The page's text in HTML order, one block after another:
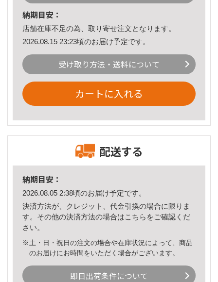
納期目安：
店舗在庫不足の為、取り寄せ注文となります。
2026.08.15 23:23頃のお届け予定です。
受け取り方法・送料について
カートに入れる
配送する
納期目安：
2026.08.05 2:38頃のお届け予定です。
決済方法が、クレジット、代金引換の場合に限りま
す。その他の決済方法の場合はこちら をご確認くだ
さい。
※土・日・祝日の注文の場合や在庫状況によって、商品
のお届けにお時間をいただく場合がございます。
即日出荷条件について